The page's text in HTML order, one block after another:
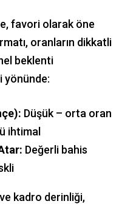
favori olarak öne
oranların dikkatli
beklenti
yönünde:
Düşük – orta oran
ihtimal
Değerli bahis
kadro derinliği,